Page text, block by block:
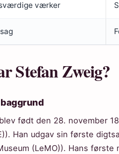
værker
Stefan Zweig?
født den 28. november
Han udgav sin første
(LeMO)). Hans første